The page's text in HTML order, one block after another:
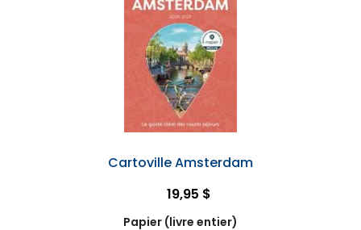
Cartoville Amsterdam
19,95 $
Papier (livre entier)